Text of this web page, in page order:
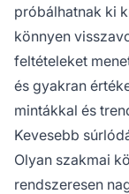
próbálhatnak ki
könnyen
feltételeket
és gyakran
mintákkal és
Kevesebb
Olyan szakmai
rendszeresen